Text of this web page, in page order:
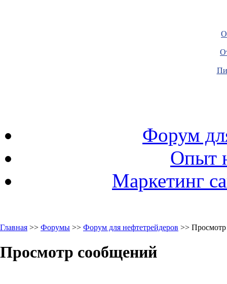
Форум
Опыт
Маркетинг
Главная >> Форумы >> Форум для нефтетрейдеров >>
Просмотр сообщений